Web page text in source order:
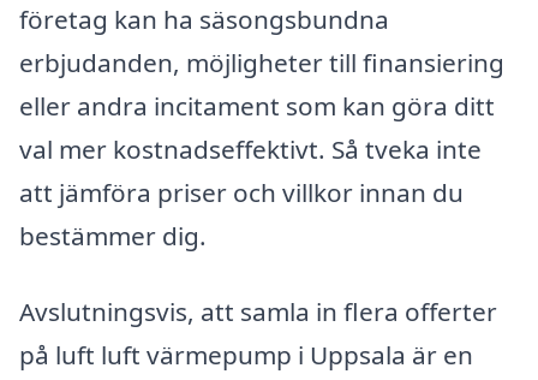
företag kan ha säsongsbundna
erbjudanden, möjligheter till finansiering
eller andra incitament som kan göra ditt
val mer kostnadseffektivt. Så tveka inte
att jämföra priser och villkor innan du
bestämmer dig.
Avslutningsvis, att samla in flera offerter
på luft luft värmepump i Uppsala är en